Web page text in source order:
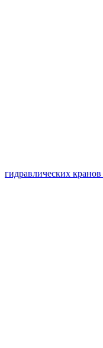
гидравлических кранов